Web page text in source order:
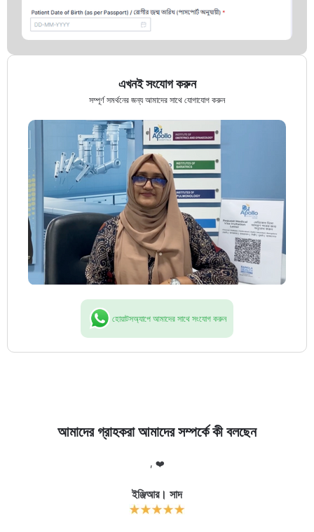
এখনই সংযোগ করুন
সম্পূর্ণ সমর্থনের জন্য আমাদের সাথে যোগাযোগ করুন
হোয়াটসঅ্যাপে আমাদের সাথে সংযোগ করুন
আমাদের গ্রাহকরা আমাদের সম্পর্কে কী বলছেন
, ❤️
ইঞ্জিআর। সাদ